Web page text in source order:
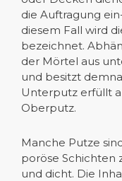
die Auftragung
diesem Fall wird
bezeichnet.
der Mörtel aus
und besitzt
Unterputz erfüllt
Oberputz.
Manche Putze
poröse Schichten
und dicht. Die